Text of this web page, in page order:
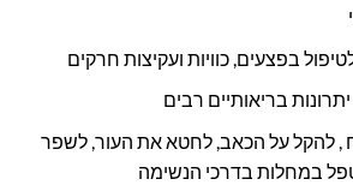
בפצעים, כוויות ועקיצות חרקים
בריאותיים רבים
, להקל על הכאב, לחטא את העור, לשפר
במחלות בדרכי הנשימה